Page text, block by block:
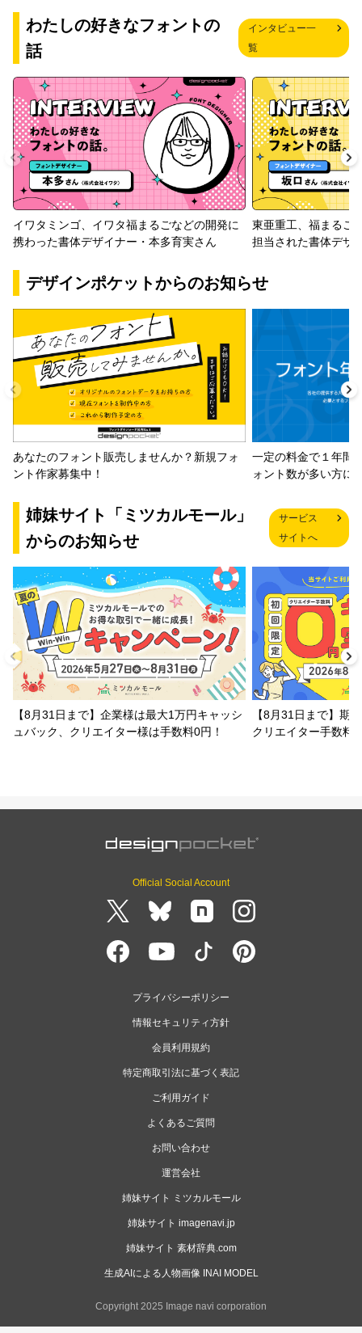
わたしの好きなフォントの
話
インタビュー一
覧
イワタミンゴ、イワタ福まるごなどの開発に
携わった書体デザイナー・本多育実さん
東亜重工、福まるご
担当された書体デザ
デザインポケットからのお知らせ
あなたのフォント販売しませんか？新規フォ
ント作家募集中！
一定の料金で１年間
ォント数が多い方に
姉妹サイト「ミツカルモール」
からのお知らせ
サービス
サイトへ
【8月31日まで】企業様は最大1万円キャッシ
ュバック、クリエイター様は手数料0円！
【8月31日まで】期
クリエイター手数料
Official Social Account
プライバシーポリシー
情報セキュリティ方針
会員利用規約
特定商取引法に基づく表記
ご利用ガイド
よくあるご質問
お問い合わせ
運営会社
姉妹サイト ミツカルモール
姉妹サイト imagenavi.jp
姉妹サイト 素材辞典.com
生成AIによる人物画像 INAI MODEL
Copyright 2025 Image navi corporation